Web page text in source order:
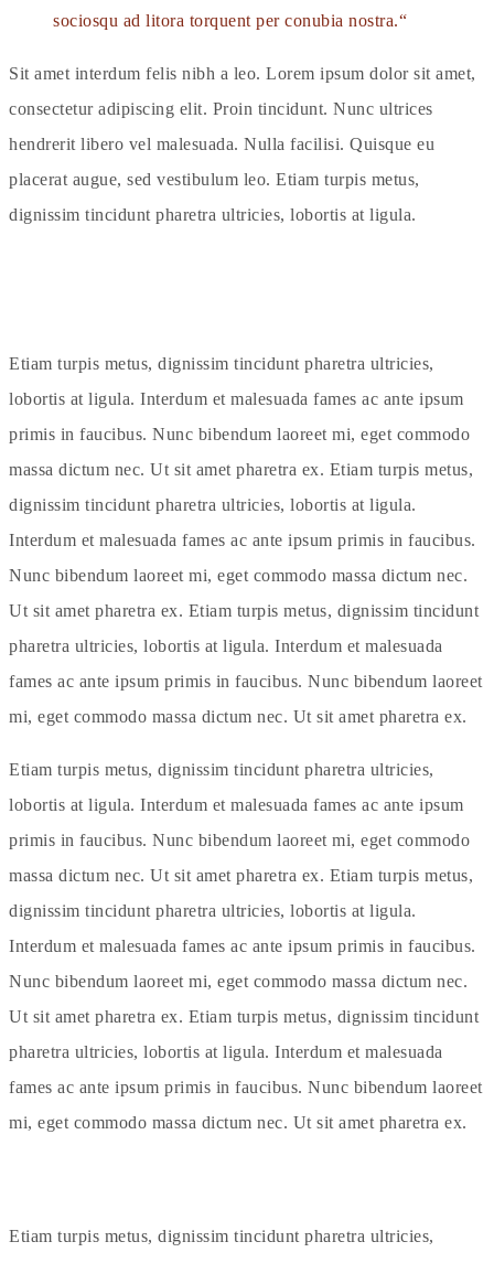
sociosqu ad litora torquent per conubia nostra.
Sit amet interdum felis nibh a leo. Lorem ipsum dolor sit amet,
consectetur adipiscing elit. Proin tincidunt. Nunc ultrices
hendrerit libero vel malesuada. Nulla facilisi. Quisque eu
placerat augue, sed vestibulum leo. Etiam turpis metus,
dignissim tincidunt pharetra ultricies, lobortis at ligula.
Etiam turpis metus, dignissim tincidunt pharetra ultricies,
lobortis at ligula. Interdum et malesuada fames ac ante ipsum
primis in faucibus. Nunc bibendum laoreet mi, eget commodo
massa dictum nec. Ut sit amet pharetra ex. Etiam turpis metus,
dignissim tincidunt pharetra ultricies, lobortis at ligula.
Interdum et malesuada fames ac ante ipsum primis in faucibus.
Nunc bibendum laoreet mi, eget commodo massa dictum nec.
Ut sit amet pharetra ex. Etiam turpis metus, dignissim tincidunt
pharetra ultricies, lobortis at ligula. Interdum et malesuada
fames ac ante ipsum primis in faucibus. Nunc bibendum laoreet
mi, eget commodo massa dictum nec. Ut sit amet pharetra ex.
Etiam turpis metus, dignissim tincidunt pharetra ultricies,
lobortis at ligula. Interdum et malesuada fames ac ante ipsum
primis in faucibus. Nunc bibendum laoreet mi, eget commodo
massa dictum nec. Ut sit amet pharetra ex. Etiam turpis metus,
dignissim tincidunt pharetra ultricies, lobortis at ligula.
Interdum et malesuada fames ac ante ipsum primis in faucibus.
Nunc bibendum laoreet mi, eget commodo massa dictum nec.
Ut sit amet pharetra ex. Etiam turpis metus, dignissim tincidunt
pharetra ultricies, lobortis at ligula. Interdum et malesuada
fames ac ante ipsum primis in faucibus. Nunc bibendum laoreet
mi, eget commodo massa dictum nec. Ut sit amet pharetra ex.
Etiam turpis metus, dignissim tincidunt pharetra ultricies,